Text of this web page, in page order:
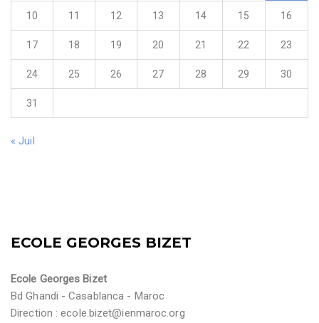
10 11 12 13 14 15 16
17 18 19 20 21 22 23
24 25 26 27 28 29 30
31
« Juil
ECOLE GEORGES BIZET
Ecole Georges Bizet
Bd Ghandi - Casablanca - Maroc
Direction :ecole.bizet@ienmaroc.org